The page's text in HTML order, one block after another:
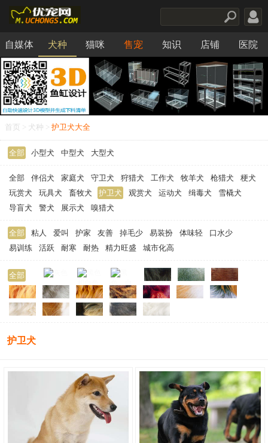
自媒体 犬种 猫咪 售宠 知识 店铺 医院
食品
首页 犬种 护卫犬大全
全部 小型犬 中型犬 大型犬
全部 伴侣犬 家庭犬 守卫犬 狩猎犬 工作犬 牧羊犬 枪猎犬
梗犬
玩赏犬
玩具犬 畜牧犬 护卫犬 观赏犬 运动犬 缉毒犬
雪橇犬
导盲犬
警犬 展示犬 嗅猎犬
全部 粘人 爱叫 护家 友善 掉毛少 易装扮 体味轻
口水少
易训练
活跃 耐寒 耐热 精力旺盛 城市化高
全部
护卫犬